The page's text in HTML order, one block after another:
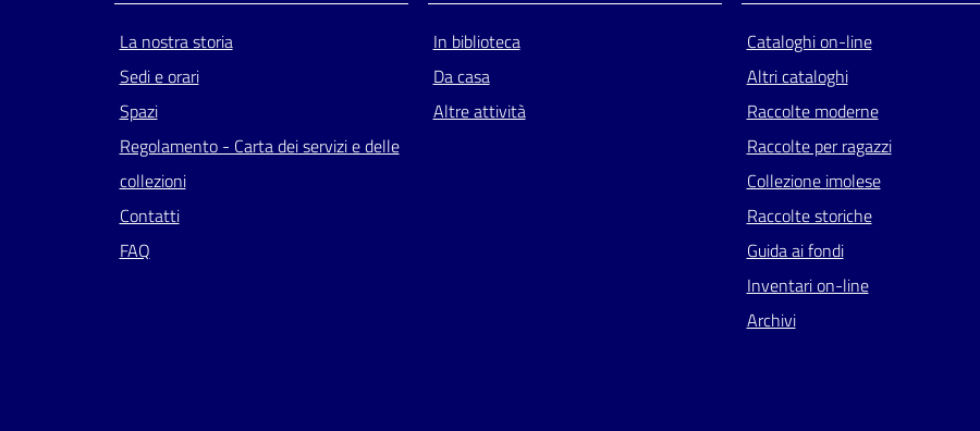
La nostra storia
Sedi e orari
Spazi
Regolamento - Carta dei servizi e delle
collezioni
Contatti
FAQ
In biblioteca
Da casa
Altre attività
Cataloghi on-line
Altri cataloghi
Raccolte moderne
Raccolte per ragazzi
Collezione imolese
Raccolte storiche
Guida ai fondi
Inventari on-line
Archivi